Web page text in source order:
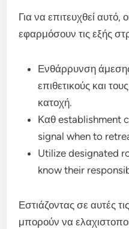
Για να επιτευχθεί
εφαρμόσουν τις εξής
Ενθάρρυνση
επιθετικούς και
κατοχή.
Καθ establishment
signal when to
Utilize designated
know their
Εστιάζοντας σε αυτές
μπορούν να